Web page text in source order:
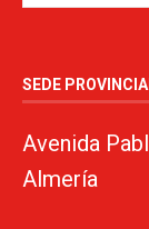
SEDE
Avenida
Almería